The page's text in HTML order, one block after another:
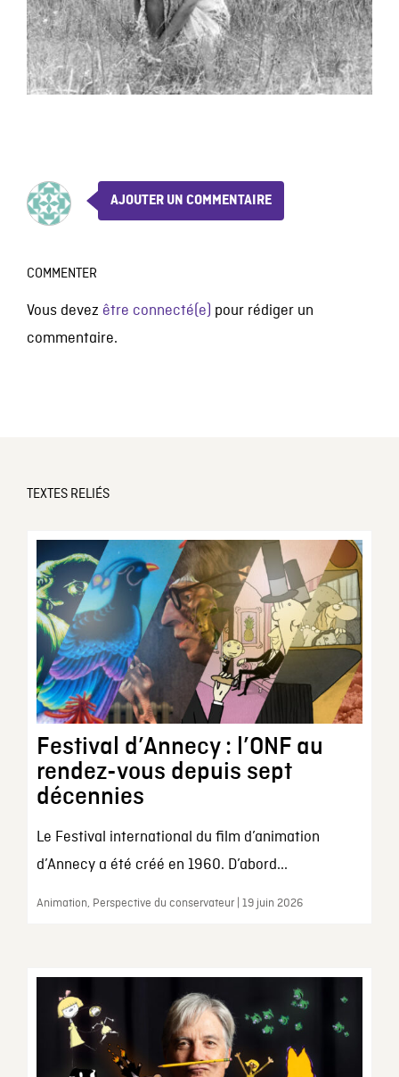
AJOUTER UN COMMENTAIRE
COMMENTER
Vous devez être connecté(e) pour rédiger un
commentaire.
TEXTES RELIÉS
Festival d’Annecy : l’ONF au
rendez-vous depuis sept
décennies
Le Festival international du film d’animation
d’Annecy a été créé en 1960. D’abord...
Animation, Perspective du conservateur | 19 juin 2026